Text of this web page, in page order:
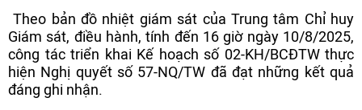
Theo bản đồ nhiệt giám sát của Trung tâm Chỉ huy
Giám sát, điều hành, tính đến 16 giờ ngày 10/8/2025,
công tác triển khai Kế hoạch số 02-KH/BCĐTW thực
hiện Nghị quyết số 57-NQ/TW đã đạt những kết quả
đáng ghi nhận.